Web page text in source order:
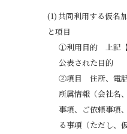
共同利用する仮名
と項目
①利用目的 上記【
公表された目的
②項目 住所、電話
所属情報（会社名
事項、ご依頼事項
る事項（ただし、